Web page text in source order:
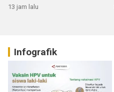
13 jam lalu
Infografik